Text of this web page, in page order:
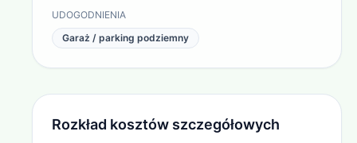
UDOGODNIENIA
Garaż / parking podziemny
Rozkład kosztów szczegółowych